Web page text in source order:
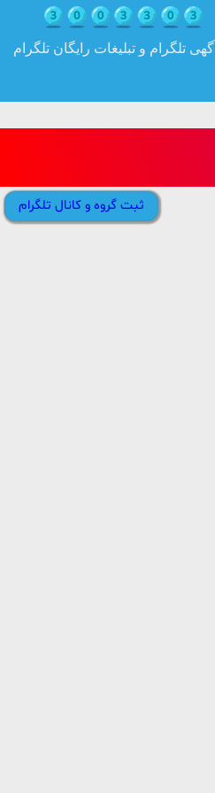
آگهی تلگرام و تبلیغات رایگان تلگرام
ثبت گروه و کانال تلگرام